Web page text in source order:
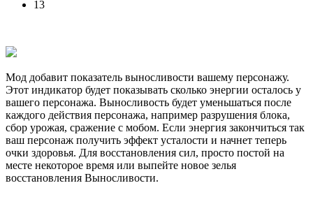
13
Мод добавит показатель выносливости вашему персонажу.
Этот индикатор будет показывать сколько энергии осталось у
вашего персонажа. Выносливость будет уменьшаться после
каждого действия персонажа, например разрушения блока,
сбор урожая, сражение с мобом. Если энергия закончиться так
ваш персонаж получить эффект усталости и начнет теперь
очки здоровья. Для восстановления сил, просто постой на
месте некоторое время или выпейте новое зелья
восстановления Выносливости.